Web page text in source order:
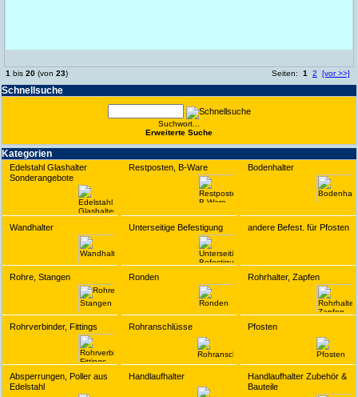
Schnell­suche
Suchwort...
Erwei­terte Suche
Kate­gorien
Edelstahl Glashalter
Sonderangebote
Restposten, B-Ware Bodenhalter
Wandhalter Unterseitige Befestigung andere Befest. für Pfosten
Rohre, Stangen Ronden Rohrhalter, Zapfen
Rohrverbinder, Fittings Rohranschlüsse Pfosten
Absperrungen, Poller aus
Edelstahl
Handlaufhalter
Handlaufhalter Zubehör &
Bauteile
1 bis 20 (von 23) Seiten: 1 2 [vor >>]